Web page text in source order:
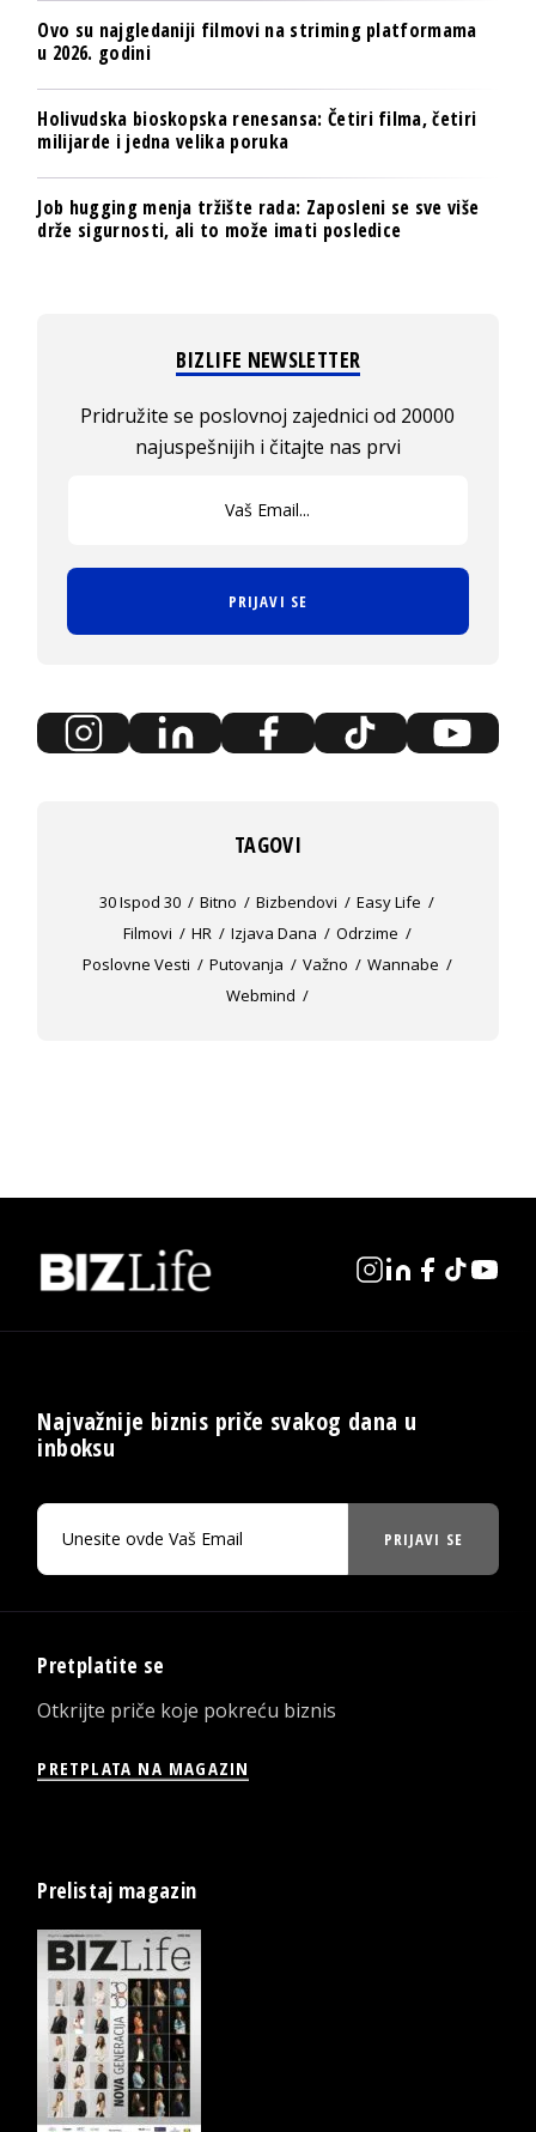
Ovo su najgledaniji filmovi na striming platformama
u 2026. godini
Holivudska bioskopska renesansa: Četiri filma, četiri
milijarde i jedna velika poruka
Job hugging menja tržište rada: Zaposleni se sve više
drže sigurnosti, ali to može imati posledice
BIZLIFE NEWSLETTER
Pridružite se poslovnoj zajednici od 20000
najuspešnijih i čitajte nas prvi
PRIJAVI SE
TAGOVI
30 Ispod 30 Bitno Bizbendovi
Easy Life
Filmovi
HR Izjava Dana
Odrzime
Poslovne Vesti
Putovanja Važno
Wannabe
Webmind
Najvažnije biznis priče svakog dana u
inboksu
PRIJAVI SE
Pretplatite se
Otkrijte priče koje pokreću biznis
PRETPLATA NA MAGAZIN
Prelistaj magazin